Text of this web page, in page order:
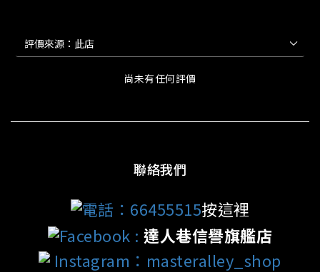
尚未有任何評價
聯絡我們
電話：66455515按這裡
Facebook :達人巷信譽旗艦店
Instagram：masteralley_shop